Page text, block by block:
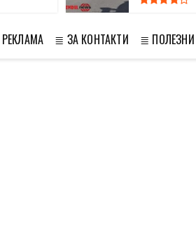
≣ ЗА КОНТАКТИ ≣ ПОЛЕЗНИ